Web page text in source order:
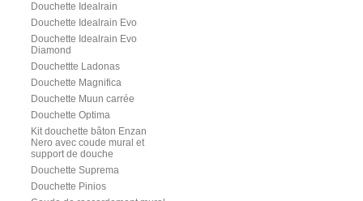
Douchette Idealrain
Douchette Idealrain Evo
Douchette Idealrain Evo
Diamond
Douchettte Ladonas
Douchette Magnifica
Douchette Muun carrée
Douchette Optima
Kit douchette bâton Enzan
Nero avec coude mural et
support de douche
Douchette Suprema
Douchette Pinios